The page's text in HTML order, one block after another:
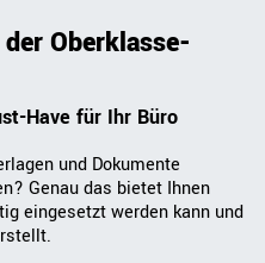
Oberklasse-
Have für Ihr Büro
und Dokumente
Genau das bietet Ihnen
eingesetzt werden kann und